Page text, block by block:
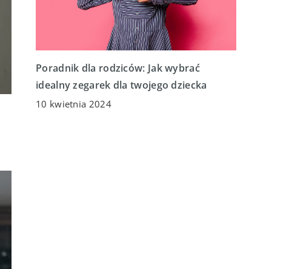
Poradnik dla rodziców: Jak wybrać
idealny zegarek dla twojego dziecka
10 kwietnia 2024